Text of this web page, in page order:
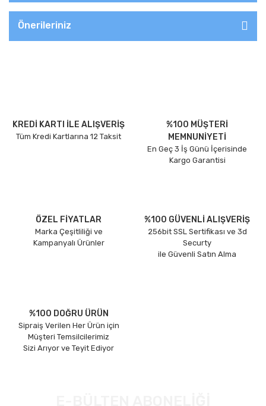
Önerileriniz
KREDİ KARTI İLE ALIŞVERİŞ
Tüm Kredi Kartlarına 12 Taksit
%100 MÜŞTERİ
MEMNUNİYETİ
En Geç 3 İş Günü İçerisinde
Kargo Garantisi
ÖZEL FİYATLAR
Marka Çeşitliliği ve
Kampanyalı Ürünler
%100 GÜVENLİ ALIŞVERİŞ
256bit SSL Sertifikası ve 3d
Securty
ile Güvenli Satın Alma
%100 DOĞRU ÜRÜN
Sipraiş Verilen Her Ürün için
Müşteri Temsilcilerimiz
Sizi Arıyor ve Teyit Ediyor